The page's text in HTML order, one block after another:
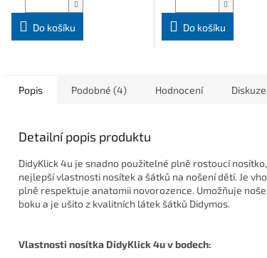
Do košíku Do košíku
Popis Podobné (4) Hodnocení Diskuze
Detailní popis produktu
DidyKlick 4u je snadno použitelné plně rostoucí
nejlepší vlastnosti nosítek a šátků na nošení dětí. Je
plně respektuje anatomii novorozence. Umožňuje
boku a je ušito z kvalitních látek šátků Didymos.
Vlastnosti nosítka DidyKlick 4u v bodech: